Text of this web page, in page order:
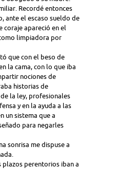
Recordé entonces
ante el escaso sueldo de
coraje apareció en el
limpiadora por
que con el beso de
la cama, con lo que iba
nociones de
historias de
la ley, profesionales
y en la ayuda a las
un sistema que a
para negarles
sonrisa me dispuse a
plazos perentorios iban a